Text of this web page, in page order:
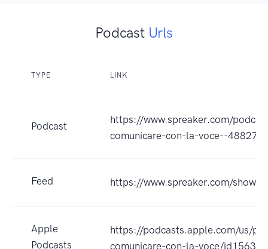
Podcast Urls
TYPE LINK
Podcast
https://www.spreaker.com/
comunicare-con-la-voce--
Feed https://www.spreaker.com/show/
Apple
Podcasts
https://podcasts.apple.com/us/
comunicare-con-la-voce/